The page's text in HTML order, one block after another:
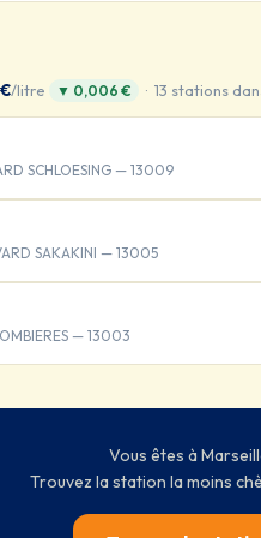
/litre ▼ 0,006 € · 13 stations
SCHLOESING — 13009
SAKAKINI — 13005
— 13003
Vous êtes à
Trouvez la station la moins